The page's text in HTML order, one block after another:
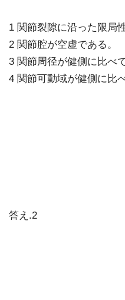
1 関節裂隙に沿った限局
2 関節腔が空虚である。
3 関節周径が健側に比べ
4 関節可動域が健側に比
答え.2